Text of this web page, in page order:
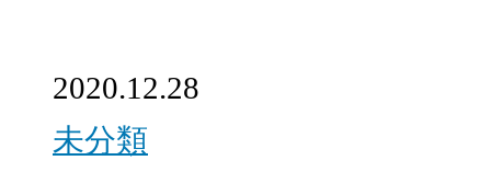
2020.12.28
未分類